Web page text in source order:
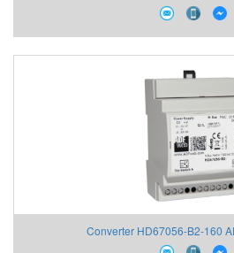
Converter HD67056-B2-160